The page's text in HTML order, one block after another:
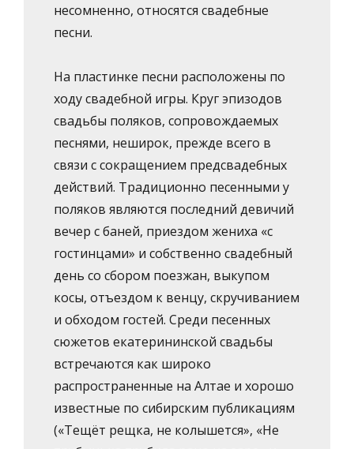
несомненно, относятся свадебные
песни.
На пластинке песни расположены по
ходу свадебной игры. Круг эпизодов
свадьбы поляков, сопровождаемых
песнями, неширок, прежде всего в
связи с сокращением предсвадебных
действий. Традиционно песенными у
поляков являются последний девичий
вечер с баней, приездом жениха «с
гостинцами» и собственно свадебный
день со сбором поезжан, выкупом
косы, отъездом к венцу, скручиванием
и обходом гостей. Среди песенных
сюжетов екатерининской свадьбы
встречаются как широко
распространенные на Алтае и хорошо
известные по сибирским публикациям
(«Тещёт рещка, не колышется», «Не